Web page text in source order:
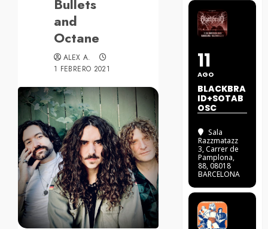
Bullets
and
Octane
ALEX A.
1 FEBRERO 2021
11
AGO
BLACKBRA
ID+SOTAB
OSC
Sala
Razzmatazz
3, Carrer de
Pamplona,
88, 08018
BARCELONA